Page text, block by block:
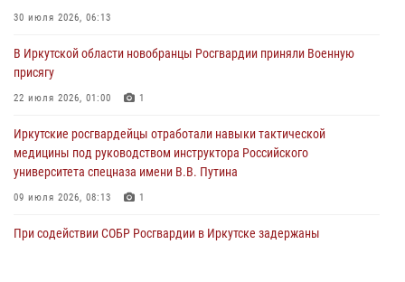
В честь 10-летия Росгвардии сотрудники вневедомственной охраны
в ведомстве
29 июля 2026, 03:44
30 июля 2026, 06:13
В Иркутской области новобранцы Росгвардии приняли Военную
присягу
22 июля 2026, 01:00 1
Иркутские росгвардейцы отработали навыки тактической
медицины под руководством инструктора Российского
университета спецназа имени В.В. Путина
09 июля 2026, 08:13 1
При содействии СОБР Росгвардии в Иркутске задержаны